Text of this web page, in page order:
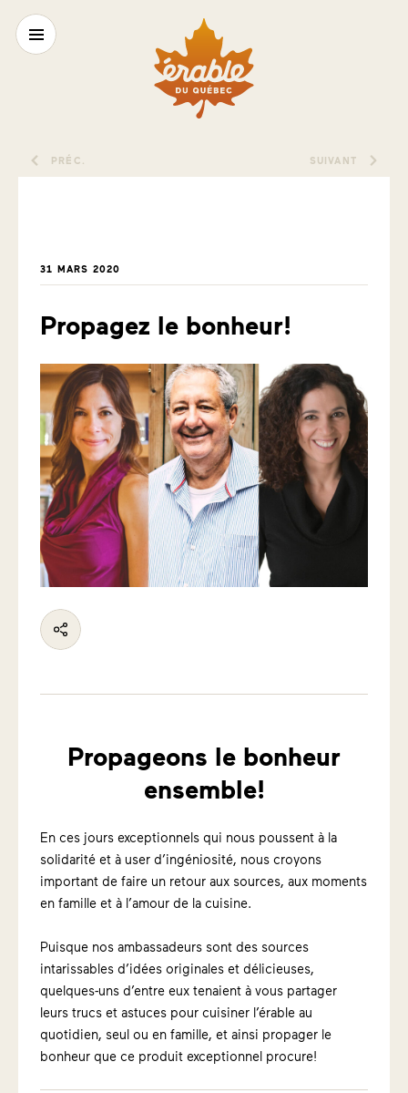
PRÉC. SUIVANT
31 MARS 2020
Propagez le bonheur!
Propageons le bonheur
ensemble!
En ces jours exceptionnels qui nous poussent à la
solidarité et à user d’ingéniosité, nous croyons
important de faire un retour aux sources, aux moments
en famille et à l’amour de la cuisine.
Puisque nos ambassadeurs sont des sources
intarissables d’idées originales et délicieuses,
quelques-uns d’entre eux tenaient à vous partager
leurs trucs et astuces pour cuisiner l’érable au
quotidien, seul ou en famille, et ainsi propager le
bonheur que ce produit exceptionnel procure!